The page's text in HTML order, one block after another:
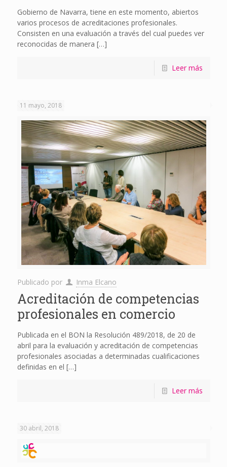
Gobierno de Navarra, tiene en este momento, abiertos
varios procesos de acreditaciones profesionales.
Consisten en una evaluación a través del cual puedes ver
reconocidas de manera […]
Leer más
11 mayo, 2018
Publicado por Inma Elcano
Acreditación de competencias
profesionales en comercio
Publicada en el BON la Resolución 489/2018, de 20 de
abril para la evaluación y acreditación de competencias
profesionales asociadas a determinadas cualificaciones
definidas en el […]
Leer más
30 abril, 2018